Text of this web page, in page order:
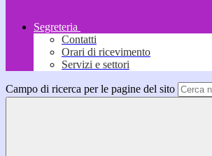
Segreteria
Contatti
Orari di ricevimento
Servizi e settori
Campo di ricerca per le pagine del sito